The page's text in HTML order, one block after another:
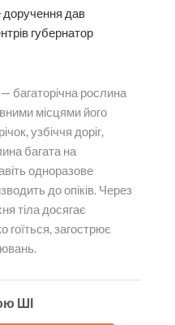
доручення дав
губернатор
— багаторічна рослина
місцями його
узбіччя доріг,
багата на
одноразове
до опіків. Через
тіла досягає
гоїться, загострює
ШІ